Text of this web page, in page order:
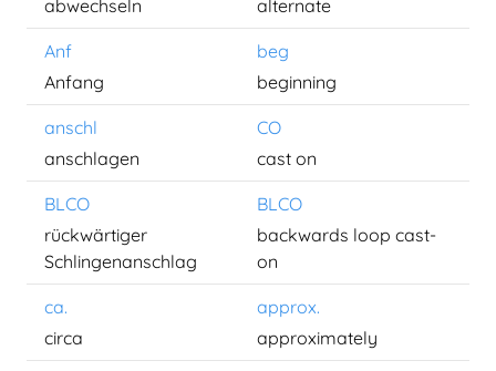
abwechseln alternate
Anf
beg
Anfang
beginning
anschl
CO
anschlagen
cast on
BLCO
BLCO
rückwärtiger
Schlingenanschlag
backwards loop cast-
on
ca.
approx.
circa
approximately